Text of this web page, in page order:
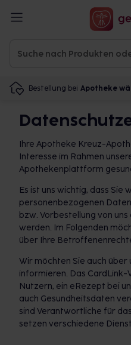
Bestellung bei Apotheke
Ihre Apotheke Kreuz-
Interesse im Rahmen
Apothekenplattform
Es ist uns wichtig, dass Sie
personenbezogenen
bzw. Vorbestellung von
werden. Im Folgenden
über Ihre
Wir möchten Sie auch
informieren. Das
Nutzern, ein eRezept bei
auch Gesundheitsdaten
sind Verantwortliche für
setzen verschiedene